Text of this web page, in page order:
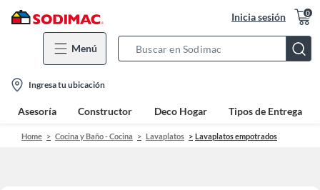
Inicia sesión 0
Menú
Bar
location-
icon
Ingresa tu ubicación
Asesoría Constructor Deco Hogar Tipos de Entrega
Home Cocina y Baño - Cocina Lavaplatos Lavaplatos empotrados